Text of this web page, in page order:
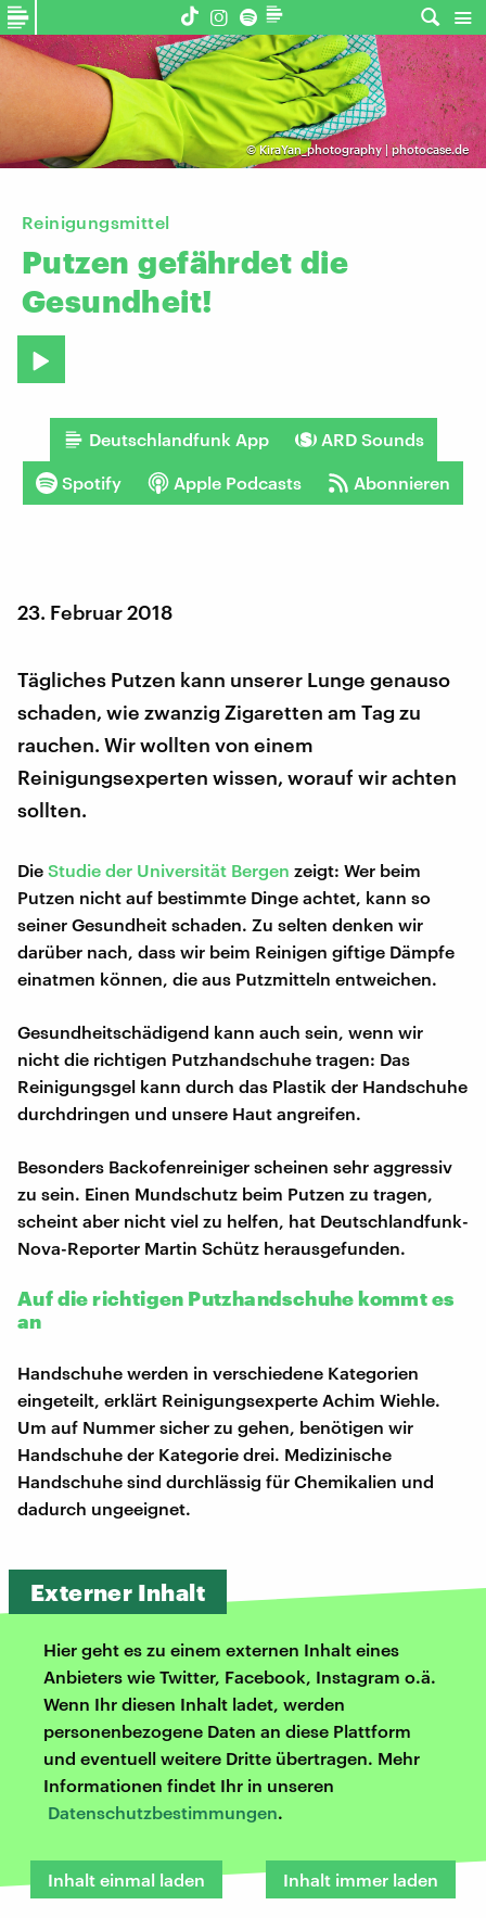
©KiraYan_photography | photocase.de
Reinigungsmittel
Putzen gefährdet die
Gesundheit!
Deutschlandfunk App ARD Sounds
Spotify Apple Podcasts Abonnieren
23. Februar 2018
Tägliches Putzen kann unserer Lunge genauso
schaden, wie zwanzig Zigaretten am Tag zu
rauchen. Wir wollten von einem
Reinigungsexperten wissen, worauf wir achten
sollten.
Die Studie der Universität Bergen zeigt: Wer beim
Putzen nicht auf bestimmte Dinge achtet, kann so
seiner Gesundheit schaden. Zu selten denken wir
darüber nach, dass wir beim Reinigen giftige Dämpfe
einatmen können, die aus Putzmitteln entweichen.
Gesundheitschädigend kann auch sein, wenn wir
nicht die richtigen Putzhandschuhe tragen: Das
Reinigungsgel kann durch das Plastik der Handschuhe
durchdringen und unsere Haut angreifen.
Besonders Backofenreiniger scheinen sehr aggressiv
zu sein. Einen Mundschutz beim Putzen zu tragen,
scheint aber nicht viel zu helfen, hat Deutschlandfunk-
Nova-Reporter Martin Schütz herausgefunden.
Auf die richtigen Putzhandschuhe kommt es
an
Handschuhe werden in verschiedene Kategorien
eingeteilt, erklärt Reinigungsexperte Achim Wiehle.
Um auf Nummer sicher zu gehen, benötigen wir
Handschuhe der Kategorie drei. Medizinische
Handschuhe sind durchlässig für Chemikalien und
dadurch ungeeignet.
Externer Inhalt
Hier geht es zu einem externen Inhalt eines
Anbieters wie Twitter, Facebook, Instagram o.ä.
Wenn Ihr diesen Inhalt ladet, werden
personenbezogene Daten an diese Plattform
und eventuell weitere Dritte übertragen. Mehr
Informationen findet Ihr in unseren
Datenschutzbestimmungen.
Inhalt einmal laden Inhalt immer laden